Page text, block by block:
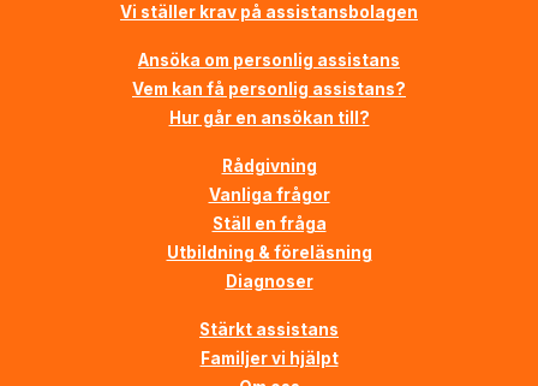
Vi ställer krav på assistansbolagen
Ansöka om personlig assistans
Vem kan få personlig assistans?
Hur går en ansökan till?
Rådgivning
Vanliga frågor
Ställ en fråga
Utbildning & föreläsning
Diagnoser
Stärkt assistans
Familjer vi hjälpt